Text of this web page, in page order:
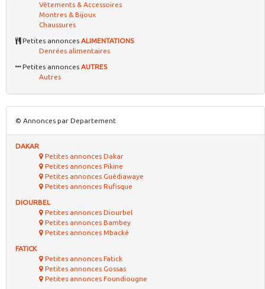
Vêtements & Accessoires
Montres & Bijoux
Chaussures
Petites annonces ALIMENTATIONS
Denrées alimentaires
Petites annonces AUTRES
Autres
© Annonces par Departement
DAKAR
Petites annonces Dakar
Petites annonces Pikine
Petites annonces Guédiawaye
Petites annonces Rufisque
DIOURBEL
Petites annonces Diourbel
Petites annonces Bambey
Petites annonces Mbacké
FATICK
Petites annonces Fatick
Petites annonces Gossas
Petites annonces Foundiougne